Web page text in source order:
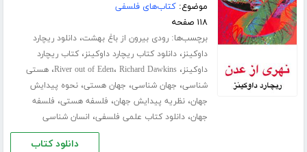
موضوع:کتاب‌های فلسفی
۱۱۸ صفحه
برچسب‌ها:رودی بیرون از باغ بهشت،دانلود ریچارد
داوکینز،دانلود کتاب ریچارد داوکینز،کتاب ریچارد
داوکینز، River out of Eden، Richard Dawkins ،هستی
شناسی، جهان شناسی، جهان هستی،نحوه پیدایش
جهان،نظریه پیدایش جهان، فلسفه هستی، فلسفه
جهان،دانلود کتاب علمی فلسفی، انسان شناسی
دانلود کتاب